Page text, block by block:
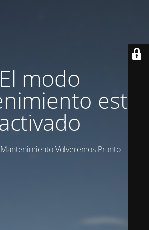
El modo
está
activado
Volveremos Pronto